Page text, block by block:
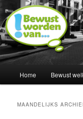
naar
de
primaire
inhoud
naar
de
secundaire
inhoudNederland
Een blog door Ingrid
Home Bewust
MAANDELIJKS